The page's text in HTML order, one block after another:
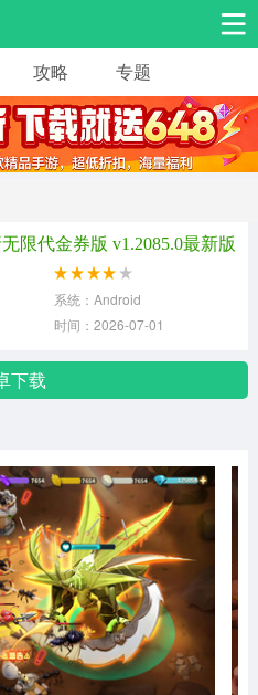
手游工具
扮演 益智休闲
养成
攻略 专题
限代金券版 v1.2085.0最新版
系统：Android
时间：2026-07-01
下载